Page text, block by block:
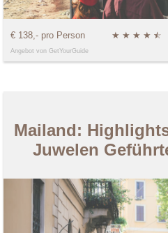
€ 138,- pro Person ★ ★ ★ ★ ★
☆
Angebot von GetYourGuide
Mailand:
Juwelen